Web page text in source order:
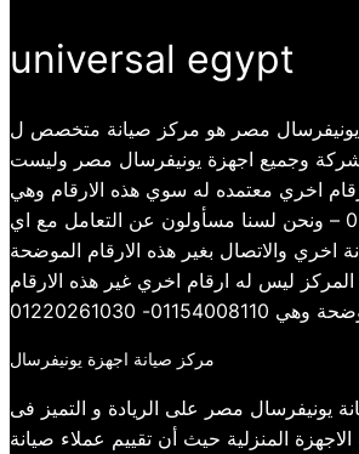
universal egypt
يونيفرسال مصر هو مركز صيانة متخصص ل
وجميع اجهزة يونيفرسال مصر وليست
اخري معتمده له سوي هذه الارقام وهي
0235710008 – ونحن لسنا مسأولون عن التعامل مع اي
اخري والاتصال بغير هذه الارقام الموضحة
المركز ليس له ارقام اخري غير هذه الارقام
01154008110- 01220261030
مركز صيانة اجهزة يونيفرسال
يونيفرسال مصر على الريادة و التميز فى
المنزلية حيث أن تقييم عملاء صيانة